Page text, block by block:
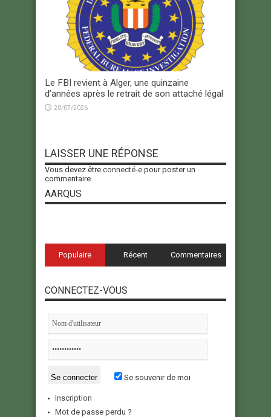
Le FBI revient à Alger, une quinzaine
d’années après le retrait de son attaché légal
20/07/2026
LAISSER UNE RÉPONSE
Vous devez être connecté-e pour poster un
commentaire
AARQUS
Populaire Récent Commentaires
CONNECTEZ-VOUS
Se souvenir de moi
Inscription
Mot de passe perdu ?